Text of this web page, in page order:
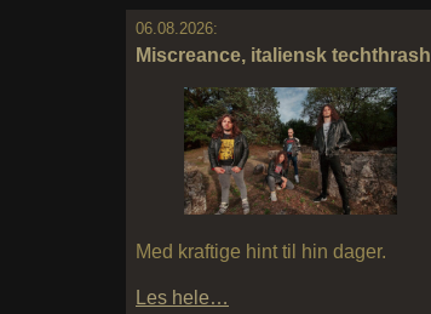
06.08.2026:
Miscreance, italiensk techthrash
Med kraftige hint til hin dager.
Les hele…